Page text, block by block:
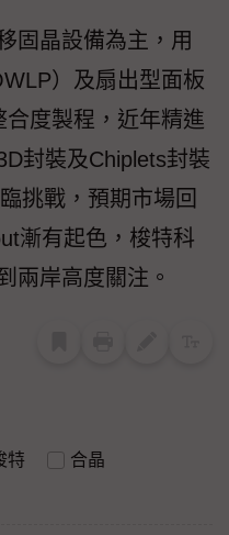
固晶設備為主，用
）及扇出型面板
度製程，近年精進
封裝及Chiplets封裝
挑戰，預期市場回
漸有起色，梭特科
兩岸高度關注。
特 合晶